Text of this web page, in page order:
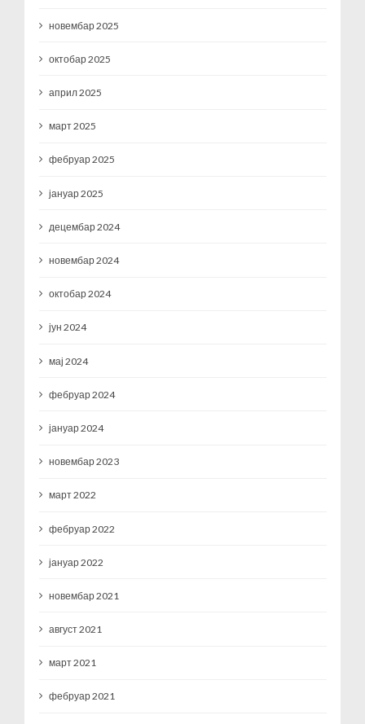
новембар 2025
октобар 2025
април 2025
март 2025
фебруар 2025
јануар 2025
децембар 2024
новембар 2024
октобар 2024
јун 2024
мај 2024
фебруар 2024
јануар 2024
новембар 2023
март 2022
фебруар 2022
јануар 2022
новембар 2021
август 2021
март 2021
фебруар 2021